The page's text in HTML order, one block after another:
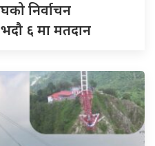
निर्वाचन
६ मा मतदान